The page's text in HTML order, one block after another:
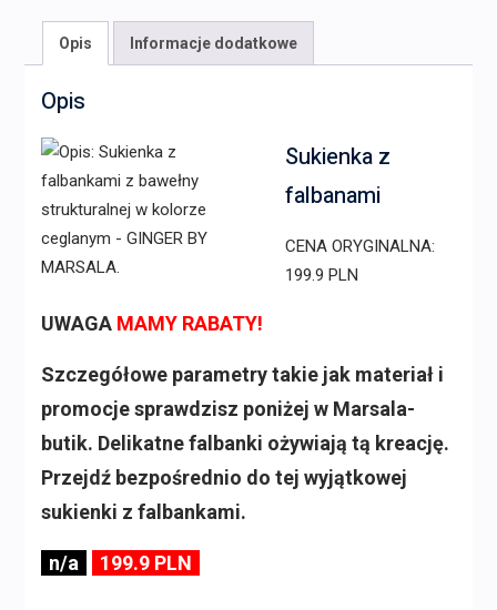
Opis Informacje dodatkowe
Opis
Sukienka z
falbanami
CENA ORYGINALNA:
199.9 PLN
UWAGA MAMY RABATY!
Szczegółowe parametry takie jak materiał i
promocje sprawdzisz poniżej w Marsala-
butik. Delikatne falbanki ożywiają tą kreację.
Przejdź bezpośrednio do tej wyjątkowej
sukienki z falbankami.
n/a 199.9 PLN